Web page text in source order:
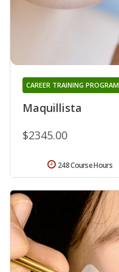
Maquillista
CAREER TRAINING PROGRAM
$2345.00
248 Course Hours